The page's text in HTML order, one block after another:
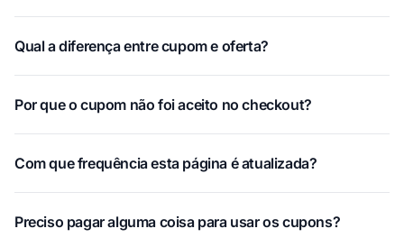
Qual a diferença entre cupom e oferta?
Por que o cupom não foi aceito no checkout?
Com que frequência esta página é atualizada?
Preciso pagar alguma coisa para usar os cupons?